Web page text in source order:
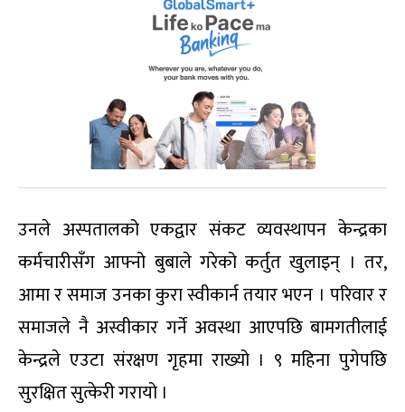
उनले अस्पतालको एकद्वार संकट व्यवस्थापन केन्द्रका
कर्मचारीसँग आफ्नो बुबाले गरेको कर्तुत खुलाइन् । तर,
आमा र समाज उनका कुरा स्वीकार्न तयार भएन । परिवार र
समाजले नै अस्वीकार गर्ने अवस्था आएपछि बामगतीलाई
केन्द्रले एउटा संरक्षण गृहमा राख्यो । ९ महिना पुगेपछि
सुरक्षित सुत्केरी गरायो ।